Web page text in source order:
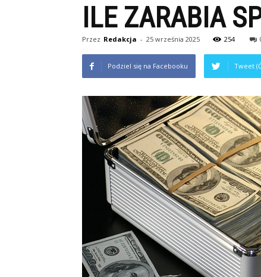
ILE ZARABIA
Przez Redakcja - 25 września 2025 254
Podziel się na Facebooku Tweet